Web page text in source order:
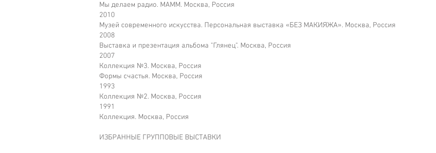
Мы делаем радио. МАММ. Москва, Россия
2010
Музей современного искусства. Персональная выставка «БЕЗ МАКИЯЖА». Москва, Россия
2008
Выставка и презентация альбома "Глянец". Москва, Россия
2007
Коллекция №3. Москва, Россия
Формы счастья. Москва, Россия
1993
Коллекция №2. Москва, Россия
1991
Коллекция. Москва, Россия
ИЗБРАННЫЕ ГРУППОВЫЕ ВЫСТАВКИ